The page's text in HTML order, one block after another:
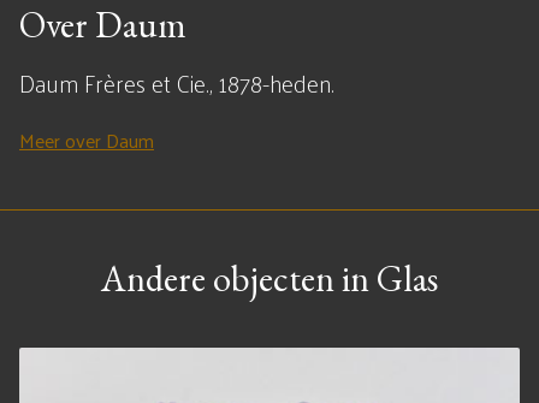
Over Daum
Daum Frères et Cie., 1878-heden.
Meer over Daum
Andere objecten in Glas